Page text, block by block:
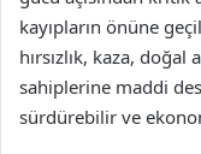
kayıpların önüne
hırsızlık, kaza,
sahiplerine maddi
sürdürebilir ve